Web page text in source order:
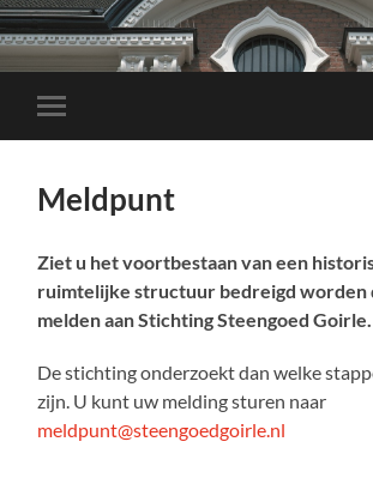
Toggle
mobiel
Meldpunt
Ziet u het voortbestaan van een
ruimtelijke structuur bedreigd worden
melden aan Stichting Steengoed Goirle.
De stichting onderzoekt dan welke
zijn. U kunt uw melding sturen naar
meldpunt@steengoedgoirle.nl